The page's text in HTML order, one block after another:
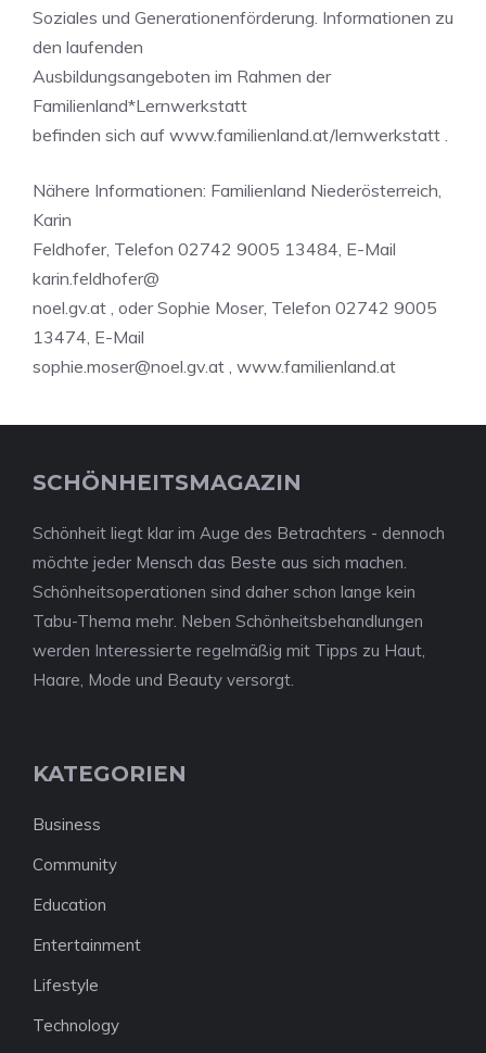
Soziales und Generationenförderung. Informationen zu
den laufenden
Ausbildungsangeboten im Rahmen der
Familienland*Lernwerkstatt
befinden sich auf www.familienland.at/lernwerkstatt .
Nähere Informationen: Familienland Niederösterreich,
Karin
Feldhofer, Telefon 02742 9005 13484, E-Mail
karin.feldhofer@
noel.gv.at , oder Sophie Moser, Telefon 02742 9005
13474, E-Mail
sophie.moser@noel.gv.at , www.familienland.at
SCHÖNHEITSMAGAZIN
Schönheit liegt klar im Auge des Betrachters - dennoch
möchte jeder Mensch das Beste aus sich machen.
Schönheitsoperationen sind daher schon lange kein
Tabu-Thema mehr. Neben Schönheitsbehandlungen
werden Interessierte regelmäßig mit Tipps zu Haut,
Haare, Mode und Beauty versorgt.
KATEGORIEN
Business
Community
Education
Entertainment
Lifestyle
Technology